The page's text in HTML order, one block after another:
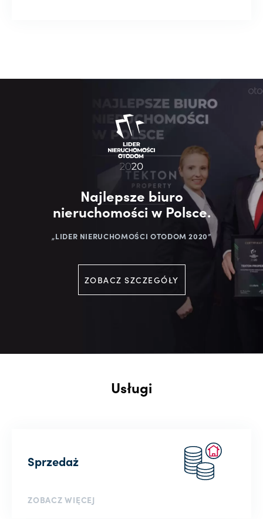
Najlepsze biuro
nieruchomości w Polsce.
„LIDER NIERUCHOMOŚCI OTODOM 2020”
ZOBACZ SZCZEGÓŁY
Usługi
Sprzedaż
ZOBACZ WIĘCEJ